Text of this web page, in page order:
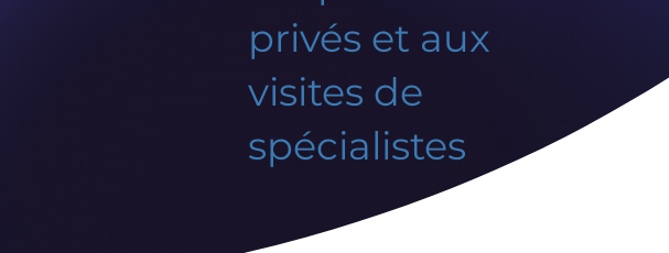
privés et aux
visites de
spécialistes